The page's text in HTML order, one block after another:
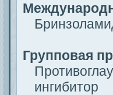
Групповая
ингибитор